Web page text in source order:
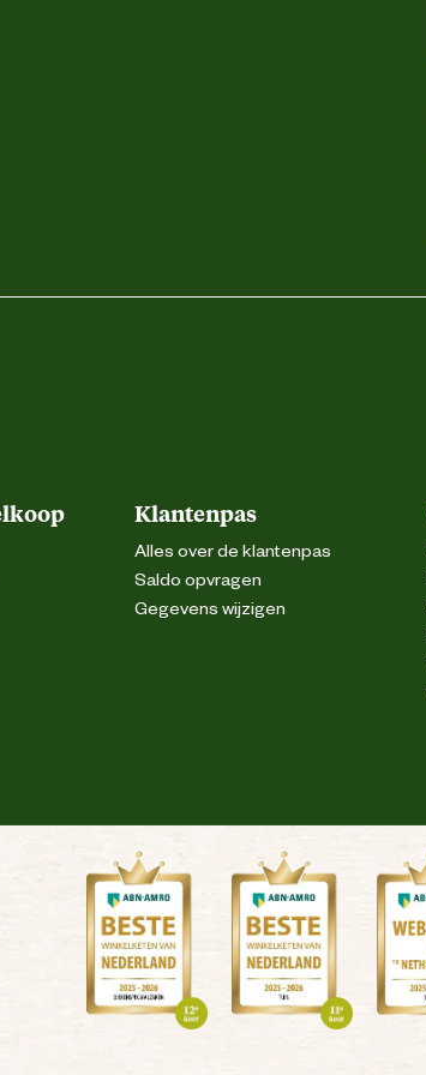
zie verpakking. Zorg dat er altijd vers
delen daarvan, visolie, sojaolie, Fructo-
A: 34.000IE, Vitamine D3: 900IE,
E2 (Jodium): 3,1mg, E4 (Koper): 10mg,
(Zink): 121mg, E8 (Selenium): 0,06mg-
Clinoptiloliet van sedimentaire
Conserveermiddelen-Antioxidanten.
Klantenpas
Alles over de klantenpas
Saldo opvragen
Gegevens wijzigen